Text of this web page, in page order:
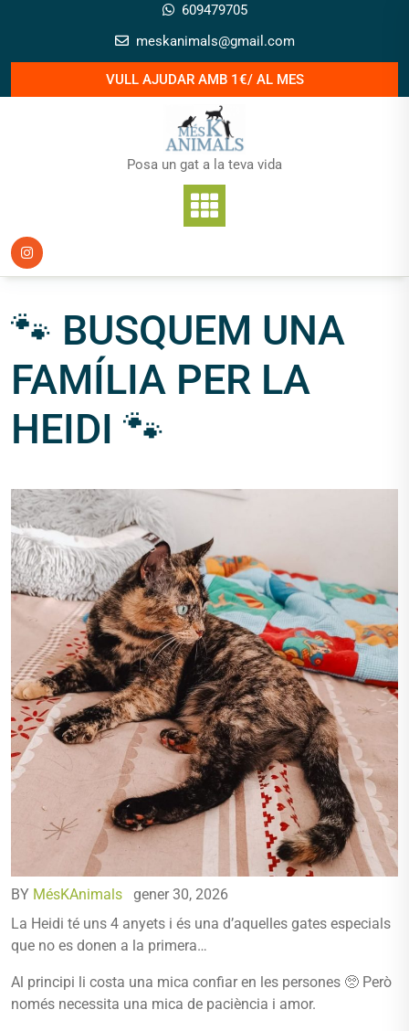
609479705
meskanimals@gmail.com
VULL AJUDAR AMB 1€/ AL MES
Posa un gat a la teva vida
🐾 BUSQUEM UNA
FAMÍLIA PER LA
HEIDI 🐾
BY MésKAnimals
gener 30, 2026
La Heidi té uns 4 anyets i és una d’aquelles gates especials
que no es donen a la primera…
Al principi li costa una mica confiar en les persones 🥺 Però
només necessita una mica de paciència i amor.